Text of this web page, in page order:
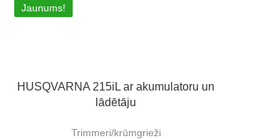
Jaunums!
HUSQVARNA 215iL ar akumulatoru un
lādētāju
Trimmeri/krūmgrieži